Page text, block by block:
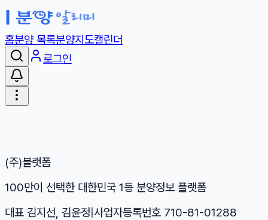
홈분양 목록분양지도캘린더
로그인
(주)블랫폼
100만이 선택한 대한민국 1등 분양정보 플랫폼
대표 김지선, 김윤정 사업자등록번호 710-81-01288